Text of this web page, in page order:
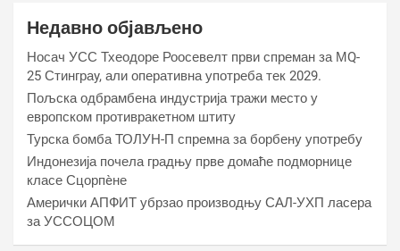
Недавно објављено
Носач УСС Тхеодоре Роосевелт први спреман за МQ-
25 Стинграy, али оперативна употреба тек 2029.
Пољска одбрамбена индустрија тражи место у
европском противракетном штиту
Турска бомба ТОЛУН-П спремна за борбену употребу
Индонезија почела градњу прве домаће подморнице
класе Сцорпèне
Амерички АПФИТ убрзао производњу САЛ-УХП ласера
за УССОЦОМ